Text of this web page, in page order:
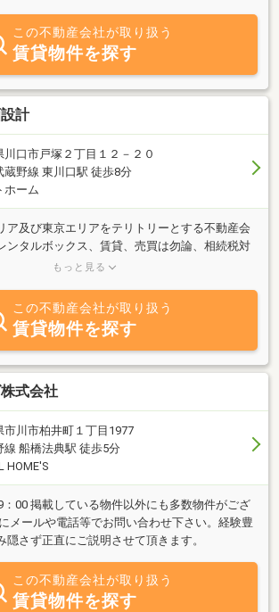
し頑張る。）出会い（人との出会いを宝と思い
ンス（常にアンテナを張り良質な物件情報が入
力で即実行）している為、市場価格よりも安く
勢を常に考え、満足、信頼して頂く為の努力は
。毎日この事を繰り返している内に、お客様が
ぶ、そこから初めてお客様との信頼関係がスタ
での蓄積して来た信用が多大な評価を受けた結
て来れたと感じています。これからも良質な物
に社員全員で頑張っていきますので宜しくお願
この不動産会社が取り扱う
賃貸物件を探す
計
川口市戸塚２丁目１２－２０
蔵野線 東川口駅 徒歩8分
ホーム
ア及び東京エリアをテリトリーとする不動産会
ンタルボックス、賃貸、売買は勿論、相続税対
貸地の借上げなどにも積極的に取りくんでいま
もっと見る
この不動産会社が取り扱う
賃貸物件を探す
式会社
市川市柏井町１丁目1977
線 船橋法典駅 徒歩5分
HOME'S
00 掲載している物件以外にも多数物件がござ
メールや電話等でお問い合わせ下さい。経験豊
隠さず正直にご説明させて頂きます。
この不動産会社が取り扱う
賃貸物件を探す